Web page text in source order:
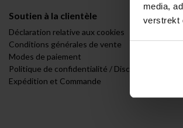
media,
verstrekt
Soutien à la clientèle
Déclaration relative aux cookies
Conditions générales de vente
Modes de paiement
Politique de confidentialité / Disclaimer
Expédition et Commande